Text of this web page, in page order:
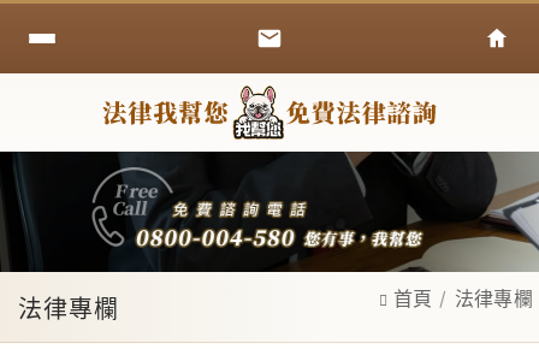
法律專欄 首頁 法律專欄